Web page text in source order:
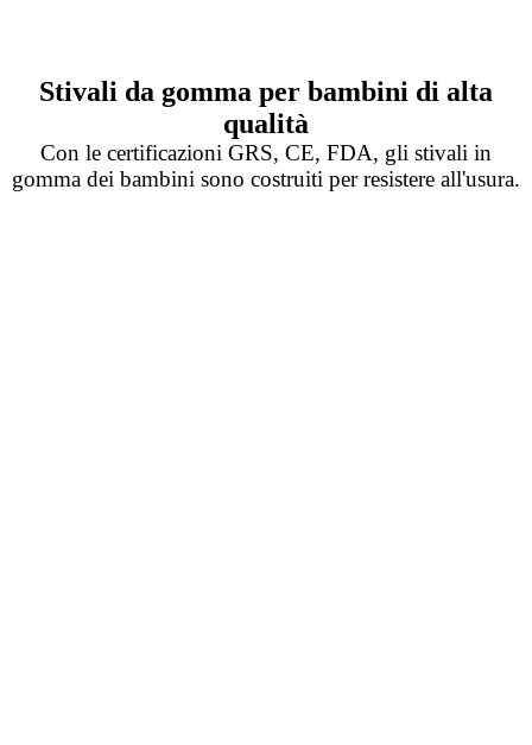
Stivali da gomma per bambini di alta
qualità
Con le certificazioni GRS, CE, FDA, gli stivali in
gomma dei bambini sono costruiti per resistere all'usura.